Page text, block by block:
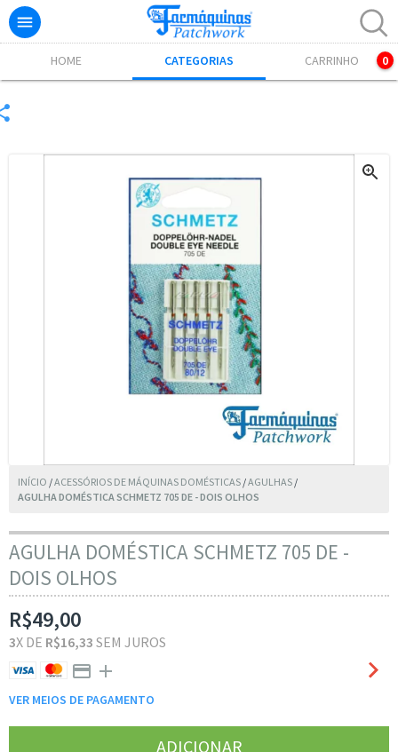
HOME CATEGORIAS CARRINHO 0
Excelente! Já adicionamos o produto ao carrinho.
INÍCIO /ACESSÓRIOS DE MÁQUINAS DOMÉSTICAS /AGULHAS /
AGULHA DOMÉSTICA SCHMETZ 705 DE - DOIS OLHOS
AGULHA DOMÉSTICA SCHMETZ 705 DE -
DOIS OLHOS
R$49,00
3X DE R$16,33 SEM JUROS
VER MEIOS DE PAGAMENTO